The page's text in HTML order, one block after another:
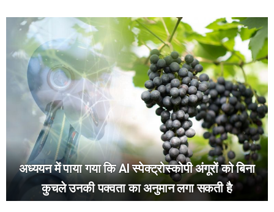
अध्ययन में पाया गया कि AI स्पेक्ट्रोस्कोपी अंगूरों को बिना
कुचले उनकी पक्वता का अनुमान लगा सकती है